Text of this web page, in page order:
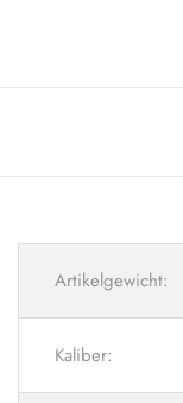
Artikelgewicht:
Kaliber: